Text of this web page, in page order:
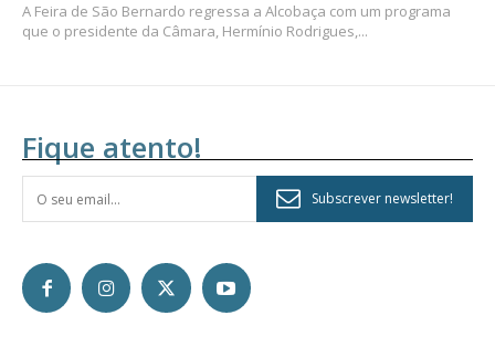
A Feira de São Bernardo regressa a Alcobaça com um programa
que o presidente da Câmara, Hermínio Rodrigues,...
Fique atento!
Subscrever newsletter!